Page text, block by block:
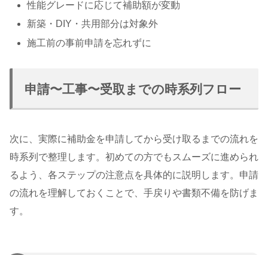
性能グレードに応じて補助額が変動
新築・DIY・共用部分は対象外
施工前の事前申請を忘れずに
申請〜工事〜受取までの時系列フロー
次に、実際に補助金を申請してから受け取るまでの流れを
時系列で整理します。初めての方でもスムーズに進められ
るよう、各ステップの注意点を具体的に説明します。申請
の流れを理解しておくことで、手戻りや書類不備を防げま
す。